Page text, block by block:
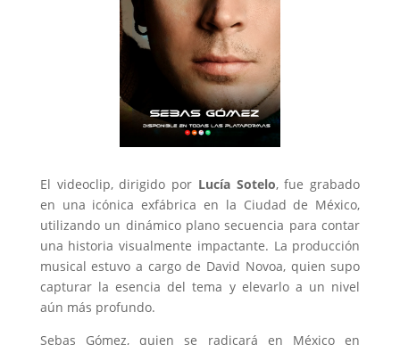
El videoclip, dirigido por Lucía Sotelo, fue grabado
en una icónica exfábrica en la Ciudad de México,
utilizando un dinámico plano secuencia para contar
una historia visualmente impactante. La producción
musical estuvo a cargo de David Novoa, quien supo
capturar la esencia del tema y elevarlo a un nivel
aún más profundo.
Sebas Gómez, quien se radicará en México en